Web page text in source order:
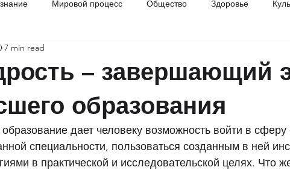
Мировой процесс Общество Здоровье
– завершающий
образования
7 min read
дает человеку возможность войти в
специальности, пользоваться созданным в ней
в практической и исследовательской целях. Что